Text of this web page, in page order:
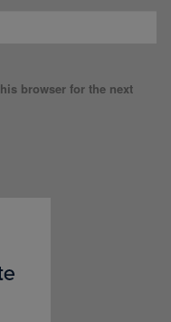
browser for the next